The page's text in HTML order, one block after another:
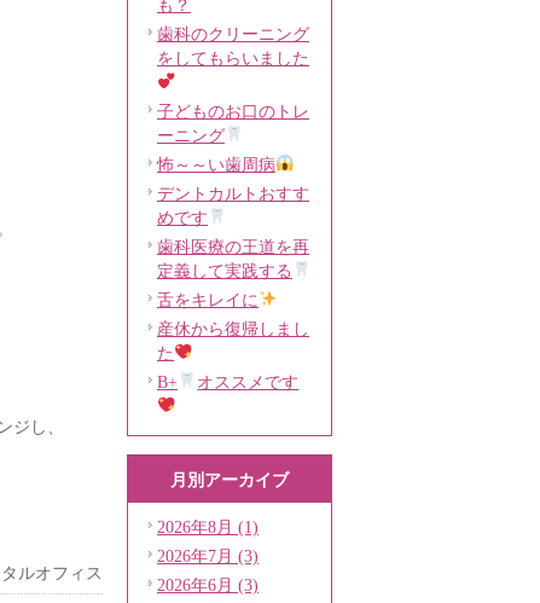
。
ジし、
ルオフィス
も？
歯科のクリーニング
をしてもらいました
子どものお口のトレ
ーニング
怖～～い歯周病
デントカルトおすす
めです
歯科医療の王道を再
定義して実践する
舌をキレイに
産休から復帰しまし
た
B+
オススメです
月別アーカイブ
2026年8月 (1)
2026年7月 (3)
2026年6月 (3)